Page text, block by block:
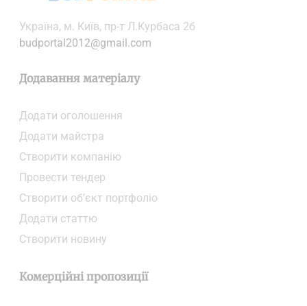
Українa, м. Київ, пр-т Л.Курбаса 2б
budportal2012@gmail.com
Додавання матеріалу
Додати oголошення
Додати майстра
Створити компанiю
Провести тендер
Створити об’єкт портфоліо
Додати статтю
Створити новину
Комерційні пропозиції